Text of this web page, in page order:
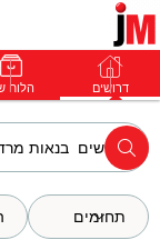
דרושים פרופילים דרושים הלוח
תחומים